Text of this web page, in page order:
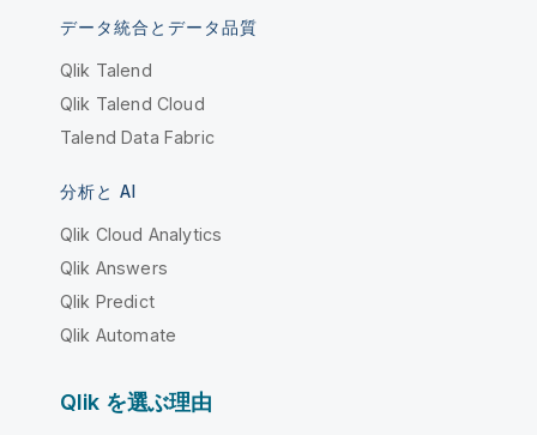
データ統合とデータ品質
Qlik Talend
Qlik Talend Cloud
Talend Data Fabric
分析と AI
Qlik Cloud Analytics
Qlik Answers
Qlik Predict
Qlik Automate
Qlik を選ぶ理由